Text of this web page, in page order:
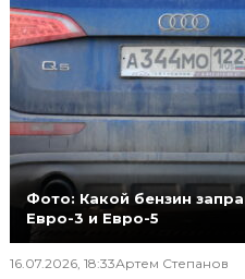
Фото: Какой бензин
Евро-3 и Евро-5
16.07.2026, 18:33Артем Степанов